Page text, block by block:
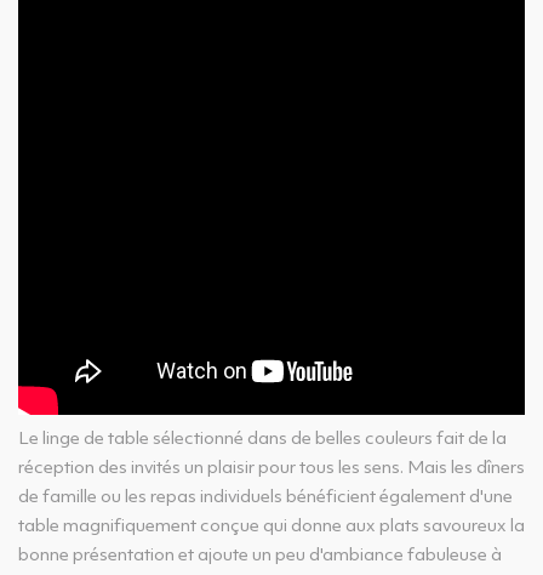
Le linge de table sélectionné dans de belles couleurs fait de la
réception des invités un plaisir pour tous les sens. Mais les dîners
de famille ou les repas individuels bénéficient également d'une
table magnifiquement conçue qui donne aux plats savoureux la
bonne présentation et ajoute un peu d'ambiance fabuleuse à